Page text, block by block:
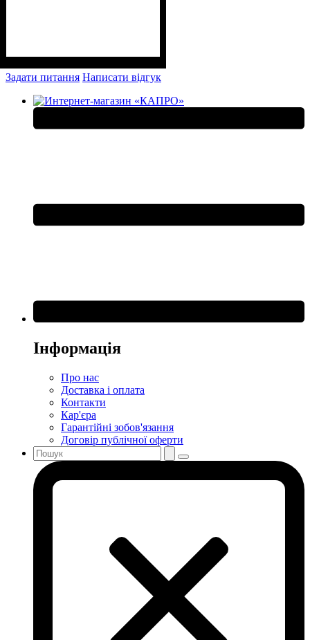
Задати питання Написати відгук
Інформація
Про нас
Доставка і оплата
Контакти
Кар'єра
Гарантійні зобов'язання
Договір публічної оферти